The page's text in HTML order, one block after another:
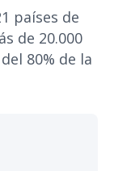
países de
de 20.000
80% de la